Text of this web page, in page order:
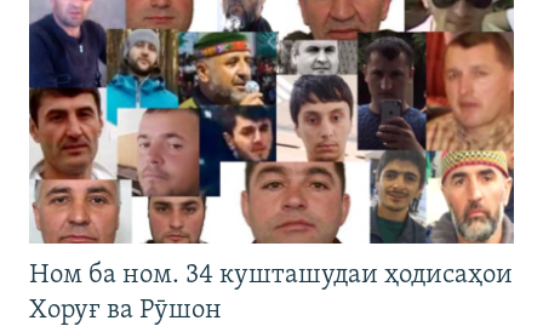
Ном ба ном. 34 кушташудаи ҳодисаҳои
Хоруғ ва Рӯшон